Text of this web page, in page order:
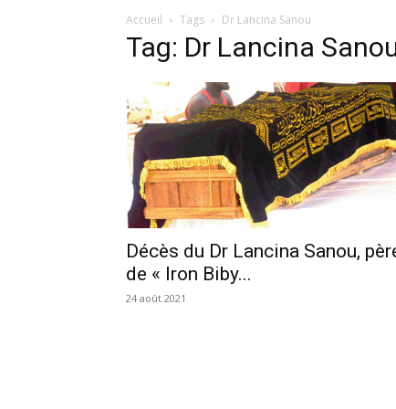
Accueil Tags Dr Lancina Sanou
Tag: Dr Lancina
Décès du Dr Lancina Sanou,
de « Iron Biby...
24 août 2021